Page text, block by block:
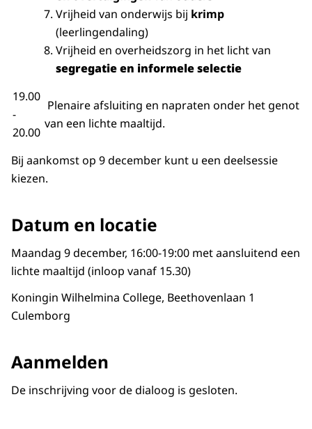
Vrijheid van onderwijs bij krimp
(leerlingendaling)
Vrijheid en overheidszorg in het licht van
segregatie en informele selectie
19.00
-
20.00
Plenaire afsluiting en napraten onder het genot
van een lichte maaltijd.
Bij aankomst op 9 december kunt u een deelsessie
kiezen.
Datum en locatie
Maandag 9 december, 16:00-19:00 met aansluitend een
lichte maaltijd (inloop vanaf 15.30)
Koningin Wilhelmina College, Beethovenlaan 1
Culemborg
Aanmelden
De inschrijving voor de dialoog is gesloten.